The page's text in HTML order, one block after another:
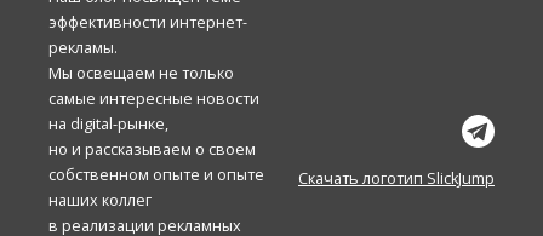
эффективности интернет-
рекламы.
Мы освещаем не только
самые интересные новости
на digital-рынке,
но и рассказываем о своем
собственном опыте и опыте
наших коллег
в реализации рекламных
Скачать логотип SlickJump